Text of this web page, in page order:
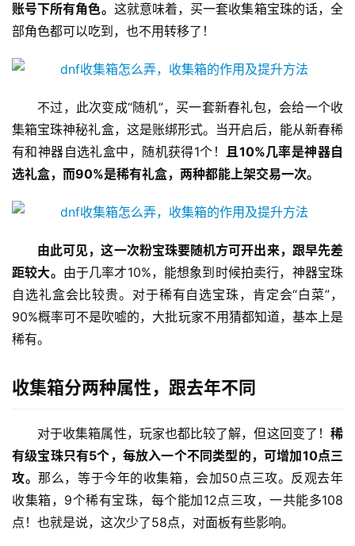
账号下所有角色。 这就意味着，买一套收集箱宝珠的话，全
部角色都可以吃到，也不用转移了！
不过，此次变成“随机”，买一套新春礼包，会给一个收
集箱宝珠神秘礼盒，这是账绑形式。当开启后，能从新春稀
有和神器自选礼盒中，随机获得1个！且10%几率是神器自
选礼盒，而90%是稀有礼盒，两种都能上架交易一次。
由此可见，这一次粉宝珠要随机方可开出来，跟早先差
距较大。 由于几率才10%，能想象到时候拍卖行，神器宝珠
自选礼盒会比较贵。对于稀有自选宝珠，肯定会“白菜”，
90%概率可不是吹嘘的，大批玩家不用猜都知道，基本上是
稀有。
收集箱分两种属性，跟去年不同
对于收集箱属性，玩家也都比较了解，但这回变了！ 稀
有级宝珠只有5个，每放入一个不同类型的，可增加10点三
攻。那么，等于今年的收集箱，会加50点三攻。反观去年
收集箱，9个稀有宝珠，每个能加12点三攻，一共能多108
点！也就是说，这次少了58点，对面板有些影响。